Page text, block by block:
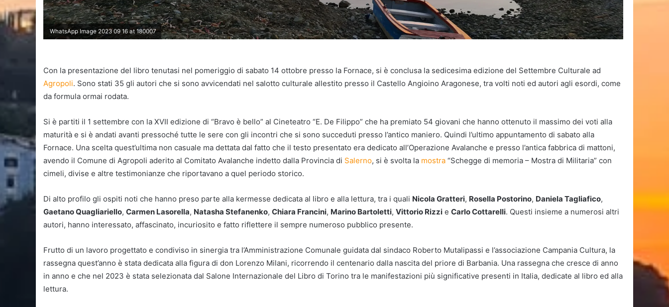
WhatsApp Image 2023 09 16 at 180007
Con la presentazione del libro tenutasi nel pomeriggio di sabato 14 ottobre presso la Fornace, si è conclusa la sedicesima edizione del Settembre Culturale ad
Agropoli. Sono stati 35 gli autori che si sono avvicendati nel salotto culturale allestito presso il Castello Angioino Aragonese, tra volti noti ed autori agli esordi, come
da formula ormai rodata.
Si è partiti il 1 settembre con la XVII edizione di “Bravo è bello” al Cineteatro “E. De Filippo” che ha premiato 54 giovani che hanno ottenuto il massimo dei voti alla
maturità e si è andati avanti pressoché tutte le sere con gli incontri che si sono succeduti presso l’antico maniero. Quindi l’ultimo appuntamento di sabato alla
Fornace. Una scelta quest’ultima non casuale ma dettata dal fatto che il testo presentato era dedicato all’Operazione Avalanche e presso l’antica fabbrica di mattoni,
avendo il Comune di Agropoli aderito al Comitato Avalanche indetto dalla Provincia di Salerno, si è svolta la mostra “Schegge di memoria – Mostra di Militaria” con
cimeli, divise e altre testimonianze che riportavano a quel periodo storico.
Di alto profilo gli ospiti noti che hanno preso parte alla kermesse dedicata al libro e alla lettura, tra i quali Nicola Gratteri, Rosella Postorino, Daniela Tagliafico,
Gaetano Quagliariello, Carmen Lasorella, Natasha Stefanenko, Chiara Francini, Marino Bartoletti, Vittorio Rizzi e Carlo Cottarelli. Questi insieme a numerosi altri
autori, hanno interessato, affascinato, incuriosito e fatto riflettere il sempre numeroso pubblico presente.
Frutto di un lavoro progettato e condiviso in sinergia tra l’Amministrazione Comunale guidata dal sindaco Roberto Mutalipassi e l’associazione Campania Cultura, la
rassegna quest’anno è stata dedicata alla figura di don Lorenzo Milani, ricorrendo il centenario dalla nascita del priore di Barbania. Una rassegna che cresce di anno
in anno e che nel 2023 è stata selezionata dal Salone Internazionale del Libro di Torino tra le manifestazioni più significative presenti in Italia, dedicate al libro ed alla
lettura.